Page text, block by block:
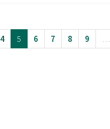
4 5 6 7 8 9 …